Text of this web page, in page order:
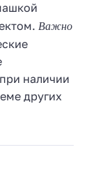
Важно
наличии
других